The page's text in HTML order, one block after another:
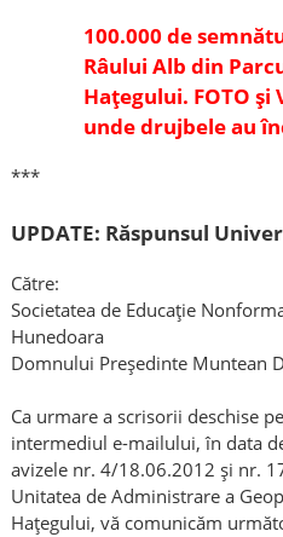
100.000 de
Râului Alb din
Hațegului. FOTO și
unde drujbele au
***
UPDATE: Răspunsul
Către:
Societatea de Educație
Hunedoara
Domnului Președinte Muntean
Ca urmare a scrisorii deschise
intermediul e-mailului, în data
avizele nr. 4/18.06.2012 și nr.
Unitatea de Administrare a
Hațegului, vă comunicăm